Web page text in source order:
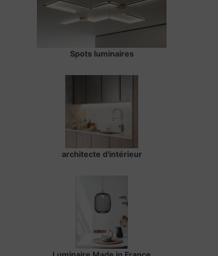
Spots luminaires
architecte d'intérieur